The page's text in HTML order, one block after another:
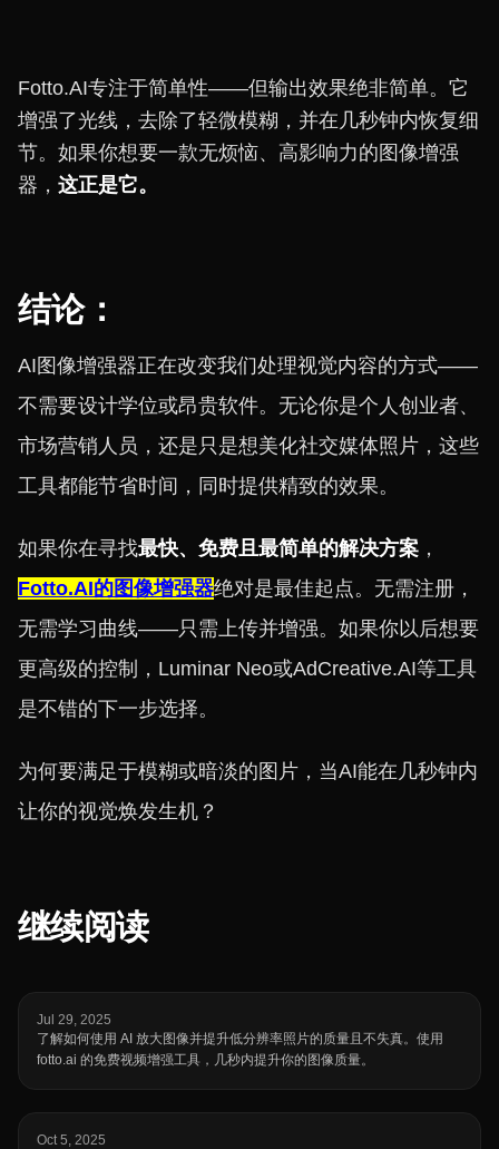
Fotto.AI专注于简单性——但输出效果绝非简单。它
增强了光线，去除了轻微模糊，并在几秒钟内恢复细
节。如果你想要一款无烦恼、高影响力的图像增强
器， 这正是它。
结论：
AI图像增强器正在改变我们处理视觉内容的方式——
不需要设计学位或昂贵软件。无论你是个人创业者、
市场营销人员，还是只是想美化社交媒体照片，这些
工具都能节省时间，同时提供精致的效果。
如果你在寻找最快、免费且最简单的解决方案 ，
Fotto.AI的图像增强器绝对是最佳起点。无需注册，
无需学习曲线——只需上传并增强。如果你以后想要
更高级的控制，Luminar Neo或AdCreative.AI等工具
是不错的下一步选择。
为何要满足于模糊或暗淡的图片，当AI能在几秒钟内
让你的视觉焕发生机？
继续阅读
Jul 29, 2025
了解如何使用 AI 放大图像并提升低分辨率照片的质量且不失真。使用
fotto.ai 的免费视频增强工具，几秒内提升你的图像质量。
Oct 5, 2025